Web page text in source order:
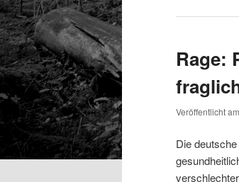
Rage:
Veröffentlicht am
Die